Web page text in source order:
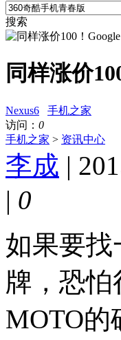
搜索
同样涨价
Nexus6
手机之家
访问： 0
手机之家 > 资讯中心
李成 |
| 0
如果要
牌，恐
MOTO的